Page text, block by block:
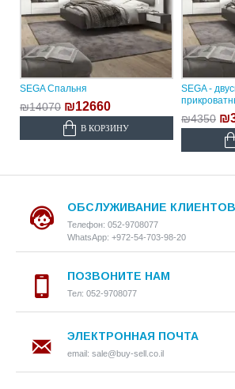
SEGA Спальня
₪14070 ₪12660
В КОРЗИНУ
SEGA -
₪4350
ОБСЛУЖИВАНИЕ
Телефон: 052-9708077
WhatsApp: +972-54-703-98-20
ПОЗВОНИТЕ НАМ
Тел: 052-9708077
ЭЛЕКТРОННАЯ ПОЧТА
email: sale@buy-sell.co.il